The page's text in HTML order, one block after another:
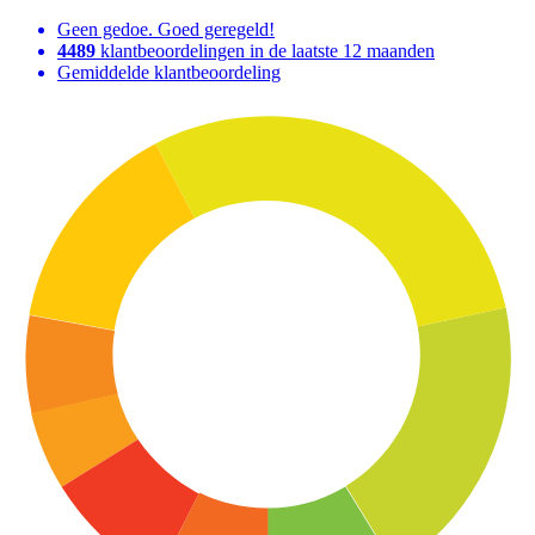
Geen gedoe. Goed geregeld!
4489 klantbeoordelingen in de laatste 12 maanden
Gemiddelde klantbeoordeling